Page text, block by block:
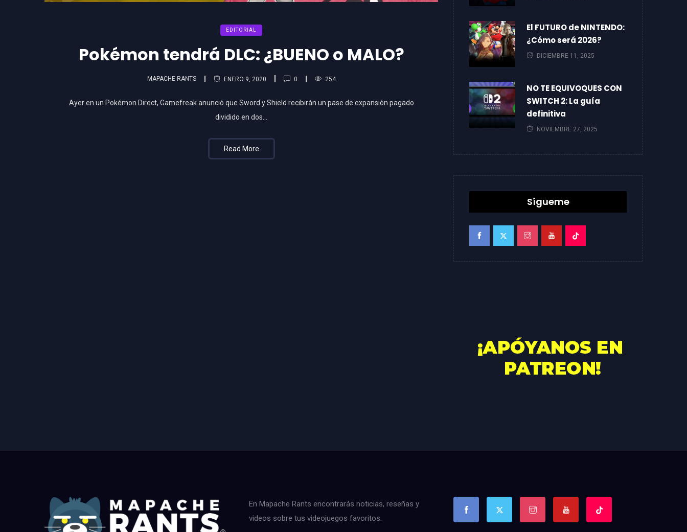
EDITORIAL
Pokémon tendrá DLC: ¿BUENO o MALO?
MAPACHE RANTS ENERO 9, 2020 0 254
Ayer en un Pokémon Direct, Gamefreak anunció que Sword y Shield recibirán un pase de expansión pagado
dividido en dos…
Read More
El FUTURO de NINTENDO:
¿Cómo será 2026?
DICIEMBRE 11, 2025
NO TE EQUIVOQUES CON
SWITCH 2: La guía
definitiva
NOVIEMBRE 27, 2025
Sígueme
En Mapache Rants encontrarás noticias, reseñas y
videos sobre tus videojuegos favoritos.